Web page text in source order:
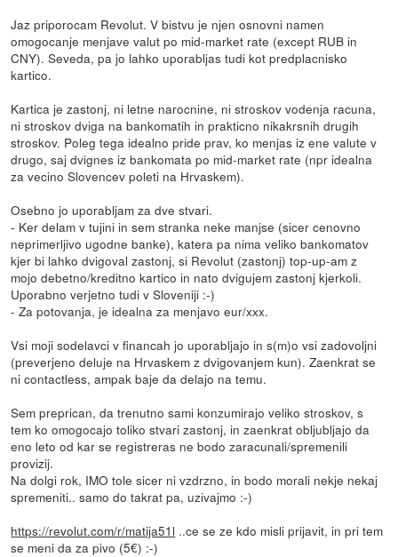
Jaz priporocam Revolut. V bistvu je njen osnovni namen
omogocanje menjave valut po mid-market rate (except RUB in
CNY). Seveda, pa jo lahko uporabljas tudi kot predplacnisko
kartico.
Kartica je zastonj, ni letne narocnine, ni stroskov vodenja racuna,
ni stroskov dviga na bankomatih in prakticno nikakrsnih drugih
stroskov. Poleg tega idealno pride prav, ko menjas iz ene valute v
drugo, saj dvignes iz bankomata po mid-market rate (npr idealna
za vecino Slovencev poleti na Hrvaskem).
Osebno jo uporabljam za dve stvari.
- Ker delam v tujini in sem stranka neke manjse (sicer cenovno
neprimerljivo ugodne banke), katera pa nima veliko bankomatov
kjer bi lahko dvigoval zastonj, si Revolut (zastonj) top-up-am z
mojo debetno/kreditno kartico in nato dvigujem zastonj kjerkoli.
Uporabno verjetno tudi v Sloveniji :-)
- Za potovanja, je idealna za menjavo eur/xxx.
Vsi moji sodelavci v financah jo uporabljajo in s(m)o vsi zadovoljni
(preverjeno deluje na Hrvaskem z dvigovanjem kun). Zaenkrat se
ni contactless, ampak baje da delajo na temu.
Sem preprican, da trenutno sami konzumirajo veliko stroskov, s
tem ko omogocajo toliko stvari zastonj, in zaenkrat obljubljajo da
eno leto od kar se registreras ne bodo zaracunali/spremenili
provizij.
Na dolgi rok, IMO tole sicer ni vzdrzno, in bodo morali nekje nekaj
spremeniti.. samo do takrat pa, uzivajmo :-)
https://revolut.com/r/matija51l ..ce se ze kdo misli prijavit, in pri tem
se meni da za pivo (5€) :-)